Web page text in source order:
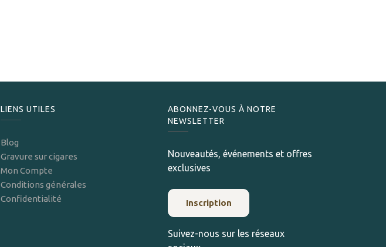
LIENS UTILES
Blog
Gravure sur cigares
Mon Compte
Conditions générales
Confidentialité
ABONNEZ-VOUS À NOTRE
NEWSLETTER
Nouveautés, événements et offres
exclusives
Inscription
Suivez-nous sur les réseaux